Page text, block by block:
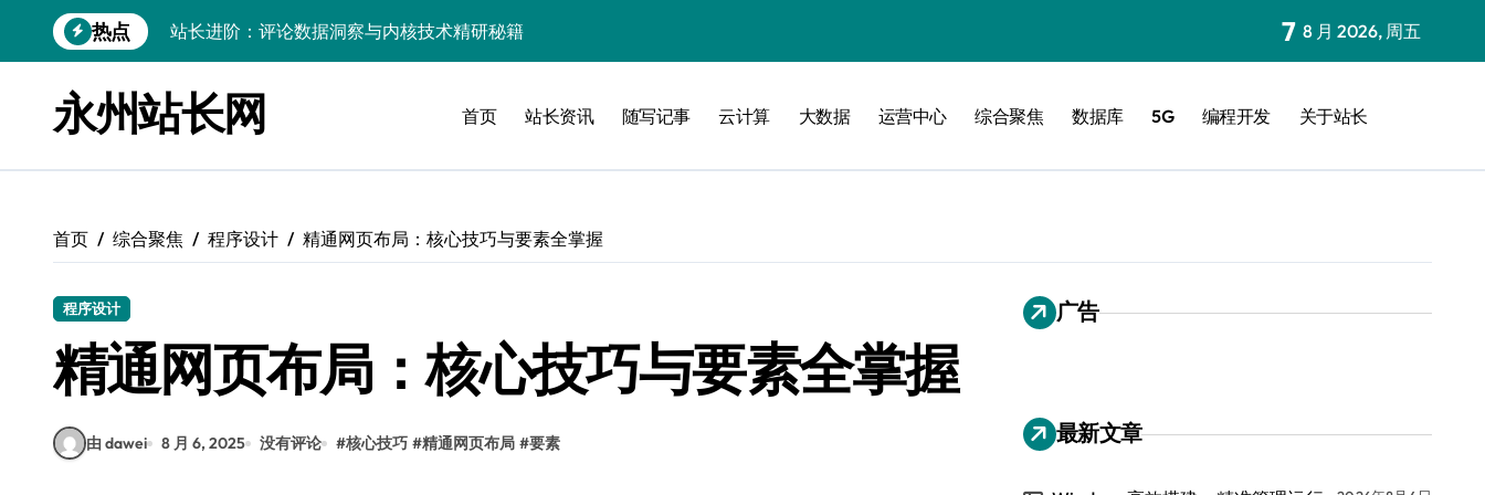
到
热点
站长进阶：评论数据洞察与内核技术精研秘籍
站长必知：强化评论管控，筑牢云安全防线
开发资讯提炼精要：云运维视角下的技术洞察升级
数据驱动交互优化，赋能站长高效运营
Linux机器学习环境搭建速成指南
弹性计算赋能Android云架构性能跃迁
Windows高效搭建：精准管理运行库，加速创业
7 8 月 2026, 周五
永州站长网 首页 站长资讯 随写记事 云计算 大数据 运营中心 综合聚焦 数据库 5G 编程开发 关于站长
首页 综合聚焦 程序设计 精通网页布局：核心技巧与要素全掌握
程序设计
精通网页布局：核心技巧与要素全掌握
由 dawei 8 月 6, 2025 没有评论 #核心技巧 #精通网页布局 #要素
广告
最新文章